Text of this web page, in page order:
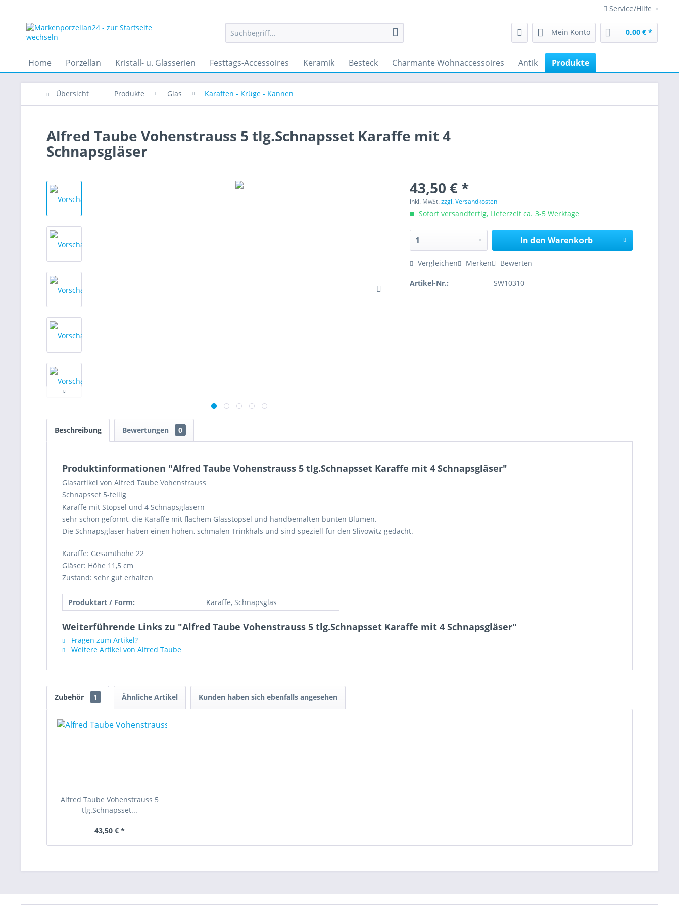
Service/Hilfe
Mein Konto 0,00 € *
Home Porzellan Kristall- u. Glasserien Festtags-Accessoires Keramik Besteck Charmante Wohnaccessoires Antik Produkte
Übersicht Produkte Glas Karaffen - Krüge - Kannen
Alfred Taube Vohenstrauss 5 tlg.Schnapsset Karaffe mit 4
Schnapsgläser
43,50 € *
inkl. MwSt.zzgl. Versandkosten
Sofort versandfertig, Lieferzeit ca. 3-5 Werktage
In den Warenkorb
Vergleichen Merken Bewerten
Artikel-Nr.: SW10310
Beschreibung Bewertungen 0
Produktinformationen "Alfred Taube Vohenstrauss 5 tlg.Schnapsset Karaffe mit 4 Schnapsgläser"
Glasartikel von Alfred Taube Vohenstrauss
Schnapsset 5-teilig
Karaffe mit Stöpsel und 4 Schnapsgläsern
sehr schön geformt, die Karaffe mit flachem Glasstöpsel und handbemalten bunten Blumen.
Die Schnapsgläser haben einen hohen, schmalen Trinkhals und sind speziell für den Slivowitz gedacht.
Karaffe: Gesamthöhe 22
Gläser: Höhe 11,5 cm
Zustand: sehr gut erhalten
Produktart / Form: Karaffe, Schnapsglas
Weiterführende Links zu "Alfred Taube Vohenstrauss 5 tlg.Schnapsset Karaffe mit 4 Schnapsgläser"
Fragen zum Artikel?
Weitere Artikel von Alfred Taube
Zubehör 1 Ähnliche Artikel Kunden haben sich ebenfalls angesehen
Alfred Taube Vohenstrauss 5
tlg.Schnapsset...
43,50 € *